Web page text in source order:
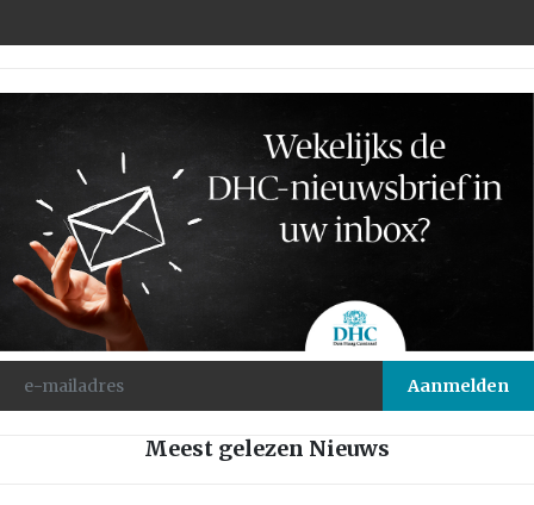
Meest gelezen Nieuws